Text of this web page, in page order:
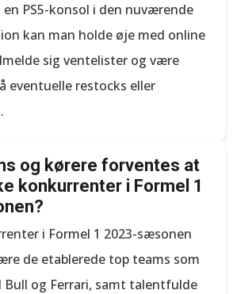
en PS5-konsol i den nuværende
kan man holde øje med online
sig ventelister og være
eventuelle restocks eller
og kørere forventes at
konkurrenter i Formel 1
i Formel 1 2023-sæsonen
de etablerede top teams som
Bull og Ferrari, samt talentfulde